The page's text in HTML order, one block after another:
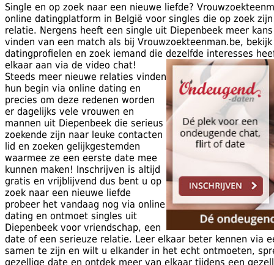
Single en op zoek naar een nieuwe liefde?
online datingplatform in België voor singles die op zoek
relatie. Nergens heeft een single uit Diepenbeek meer
vinden van een match als bij Vrouwzoekteenman.be,
datingprofielen en zoek iemand die dezelfde interesses
elkaar aan via de video chat!
Steeds meer nieuwe relaties vinden
hun begin via online dating en
precies om deze redenen worden
er dagelijks vele vrouwen en
mannen uit Diepenbeek die serieus
zoekende zijn naar leuke contacten
lid en zoeken gelijkgestemden
waarmee ze een eerste date mee
kunnen maken! Inschrijven is altijd
gratis en vrijblijvend dus bent u op
zoek naar een nieuwe liefde
probeer het vandaag nog via online
dating en ontmoet singles uit
Diepenbeek voor vriendschap, een
date of een serieuze relatie. Leer elkaar beter kennen via
samen te zijn en wilt u elkander in het echt ontmoeten,
gezellige date en ontdek meer van elkaar tijdens een